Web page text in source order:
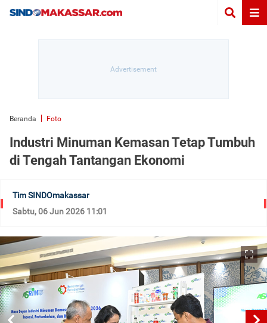
Beranda Foto
Industri Minuman Kemasan Tetap Tumbuh
di Tengah Tantangan Ekonomi
Tim SINDOmakassar
Sabtu, 06 Jun 2026 11:01